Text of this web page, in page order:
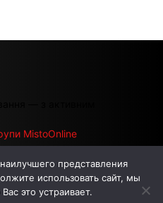
— з активним
MistoOnline
РЕКЛАМА НА САЙТІ
представления
использовать сайт, мы
это устраивает.